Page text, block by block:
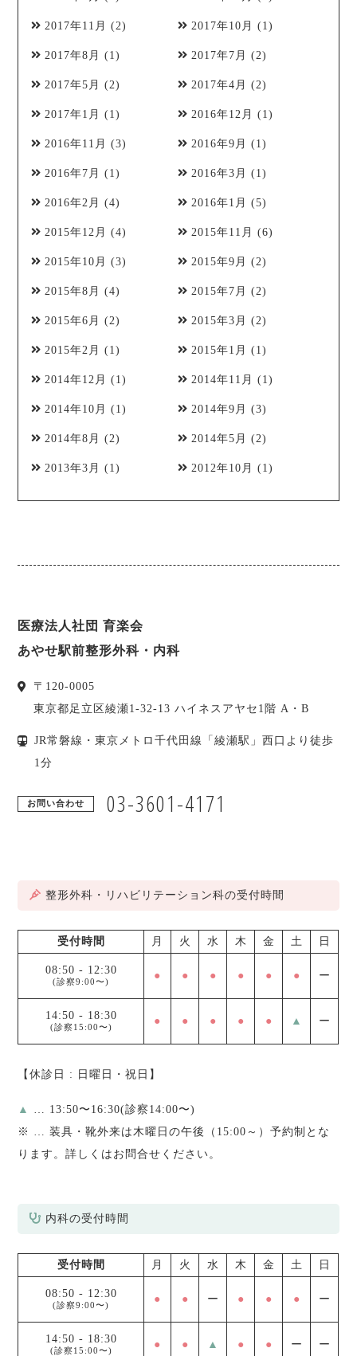
2017年11月 (2) 2017年10月 (1)
2017年8月 (1) 2017年7月 (2)
2017年5月 (2) 2017年4月 (2)
2017年1月 (1) 2016年12月 (1)
2016年11月 (3) 2016年9月 (1)
2016年7月 (1) 2016年3月 (1)
2016年2月 (4) 2016年1月 (5)
2015年12月 (4) 2015年11月 (6)
2015年10月 (3) 2015年9月 (2)
2015年8月 (4) 2015年7月 (2)
2015年6月 (2) 2015年3月 (2)
2015年2月 (1) 2015年1月 (1)
2014年12月 (1) 2014年11月 (1)
2014年10月 (1) 2014年9月 (3)
2014年8月 (2) 2014年5月 (2)
2013年3月 (1) 2012年10月 (1)
医療法人社団 育楽会
あやせ駅前整形外科・内科
〒 120-0005
東京都足立区綾瀬1-32-13 ハイネスアヤセ1階 A・B
JR常磐線・東京メトロ千代田線「綾瀬駅」西口より徒歩
1分
お問い合わせ 03-3601-4171
整形外科・リハビリテーション科の受付時間
受付時間 月 火 水 木 金 土 日
08:50 - 12:30
(診察9:00〜) ● ● ● ● ● ● ー
14:50 - 18:30
(診察15:00〜) ● ● ● ● ● ▲ ー
【休診日 : 日曜日・祝日】
▲
… 13:50〜16:30(診察14:00〜)
※ … 装具・靴外来は木曜日の午後（15:00～）予約制とな
ります。詳しくはお問合せください。
内科の受付時間
受付時間 月 火 水 木 金 土 日
08:50 - 12:30
(診察9:00〜) ● ● ー ● ● ● ー
14:50 - 18:30
(診察15:00〜) ● ● ▲ ● ● ー ー